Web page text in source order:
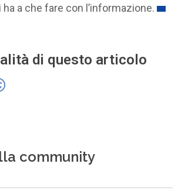
a che fare con l’informazione.
di questo articolo
community